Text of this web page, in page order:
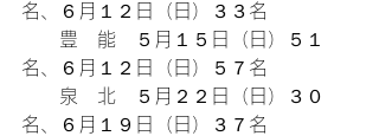
名、６月１２日（日）３３名
豊　能　５月１５日（日）５１
名、６月１２日（日）５７名
泉　北　５月２２日（日）３０
名、６月１９日（日）３７名